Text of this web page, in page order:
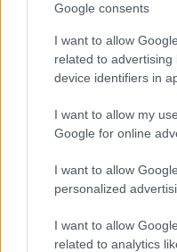
Google consents
I want to allow
related to
device identifiers in
I want to allow my
Google for online
I want to allow
personalized
I want to allow
related to analytics
6 γραφικά χωριά των
7 έξυπνα tips για να
των διακοπών